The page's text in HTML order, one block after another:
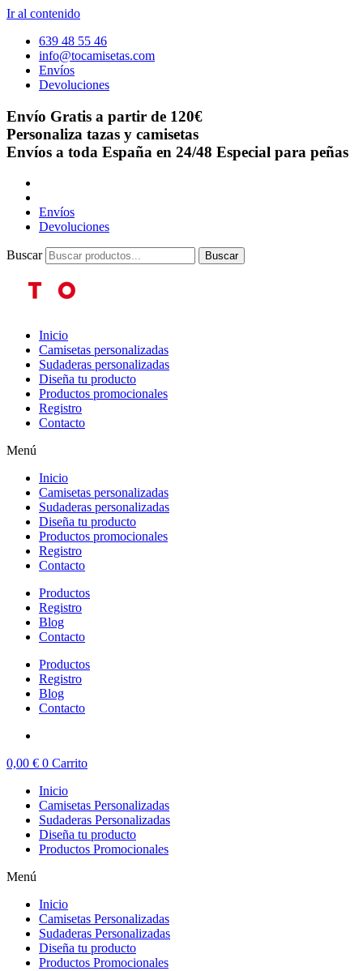
Ir al contenido
639 48 55 46
info@tocamisetas.com
Envíos
Devoluciones
Envío Gratis a partir de 120€
Personaliza tazas y camisetas
Envíos a toda España en 24/48 Especial para peñas
Envíos
Devoluciones
Buscar Buscar
Inicio
Camisetas personalizadas
Sudaderas personalizadas
Diseña tu producto
Productos promocionales
Registro
Contacto
Menú
Inicio
Camisetas personalizadas
Sudaderas personalizadas
Diseña tu producto
Productos promocionales
Registro
Contacto
Productos
Registro
Blog
Contacto
Productos
Registro
Blog
Contacto
0,00 € 0 Carrito
Inicio
Camisetas Personalizadas
Sudaderas Personalizadas
Diseña tu producto
Productos Promocionales
Menú
Inicio
Camisetas Personalizadas
Sudaderas Personalizadas
Diseña tu producto
Productos Promocionales